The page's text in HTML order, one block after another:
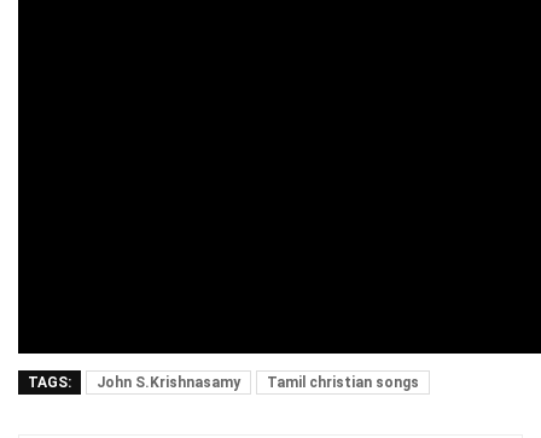
TAGS: John S.Krishnasamy Tamil christian songs